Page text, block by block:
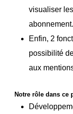
visualiser
abonnement.
Enfin, 2
possibilité
aux
Notre rôle dans ce